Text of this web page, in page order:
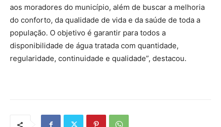
aos moradores do município, além de buscar a melhoria
do conforto, da qualidade de vida e da saúde de toda a
população. O objetivo é garantir para todos a
disponibilidade de água tratada com quantidade,
regularidade, continuidade e qualidade”, destacou.